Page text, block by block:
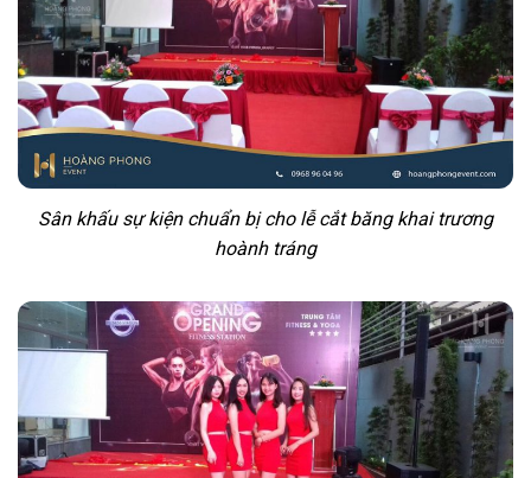
Sân khấu sự kiện chuẩn bị cho lễ cắt băng khai trương
hoành tráng